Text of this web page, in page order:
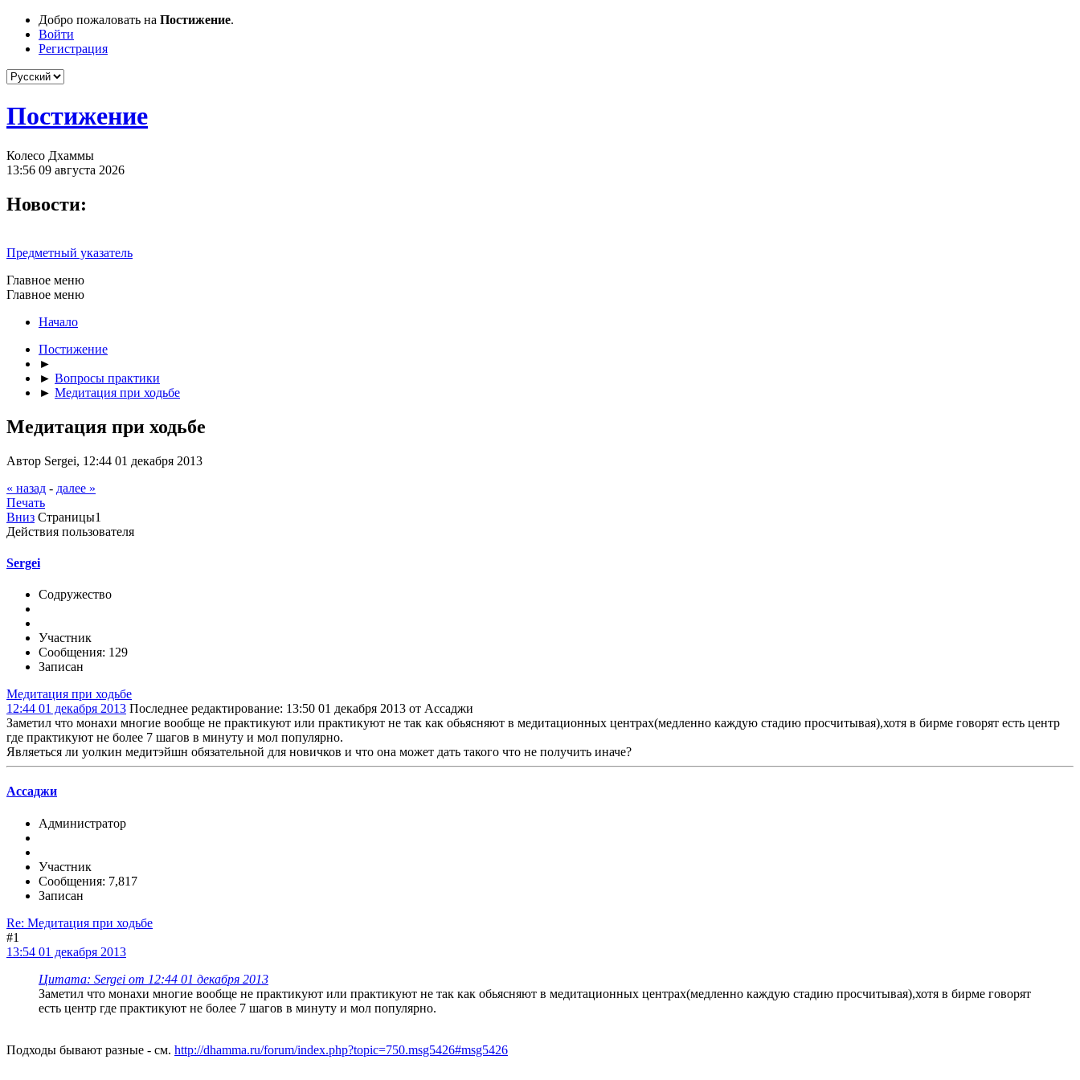
Добро пожаловать на Постижение.
Войти
Регистрация
Постижение
Колесо Дхаммы
13:56 09 августа 2026
Новости:
Предметный указатель
Главное меню
Главное меню
Начало
Постижение
►
► Вопросы практики
► Медитация при ходьбе
Медитация при ходьбе
Автор Sergei, 12:44 01 декабря 2013
« назад - далее »
Печать
Вниз Страницы1
Действия пользователя
Sergei
Содружество
Участник
Сообщения: 129
Записан
Медитация при ходьбе
12:44 01 декабря 2013 Последнее редактирование: 13:50 01 декабря 2013 от Ассаджи
Заметил что монахи многие вообще не практикуют или практикуют не так как обьясняют в медитационных центрах(медленно каждую стадию просчитывая),хотя в бирме говорят есть центр
где практикуют не более 7 шагов в минуту и мол популярно.
Являеться ли уолкин медитэйшн обязательной для новичков и что она может дать такого что не получить иначе?
Ассаджи
Администратор
Участник
Сообщения: 7,817
Записан
Re: Медитация при ходьбе
#1
13:54 01 декабря 2013
Цитата: Sergei от 12:44 01 декабря 2013
Заметил что монахи многие вообще не практикуют или практикуют не так как обьясняют в медитационных центрах(медленно каждую стадию просчитывая),хотя в бирме говорят
есть центр где практикуют не более 7 шагов в минуту и мол популярно.
Подходы бывают разные - см. http://dhamma.ru/forum/index.php?topic=750.msg5426#msg5426